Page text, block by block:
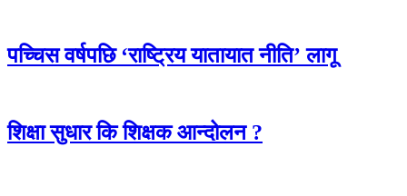
पच्चिस वर्षपछि ‘राष्ट्रिय यातायात नीति’ लागू
शिक्षा सुधार कि शिक्षक आन्दोलन ?